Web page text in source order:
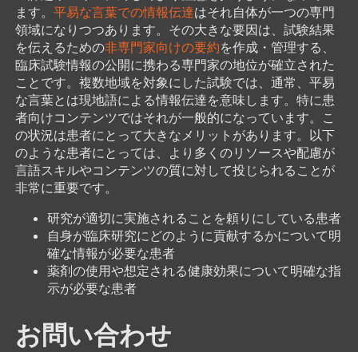
ます。 平易な言葉での情報伝達はそれ自体が一つの専門
領域になりつつあります。その大きな要因は、試験結果
を伝えるための非専門家向けの要約を作成・管理する、
臨床試験情報の公開に携わる専門家の地位が確立された
ことです。複数地域を対象にした試験では、通常、平易
な言葉とは現地語による情報伝達を意味します。特に患
者向けコンテンツではそれが一般的になっています。こ
の状況は患者にとって大きなメリットがあります。以下
のような患者にとっては、より多くのリソースや配慮が
言語スキルやコンテンツの質に対して投じられることが
非常に重要です。
研究が適切に実施されることを頼りにしている患者
自身が臨床研究にどのように貢献するかについて明
確な情報が必要な患者
薬剤の使用や想定される健康効果について明確な指
示が必要な患者
お問い合わせ